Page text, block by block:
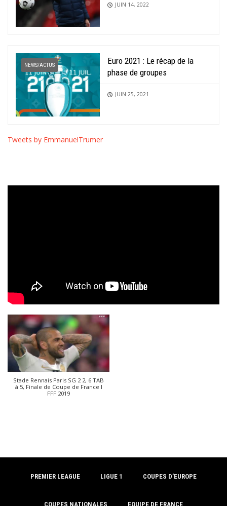
JUIN 14, 2022
NEWS/ACTUS
Euro 2021 : Le récap de la
phase de groupes
JUIN 25, 2021
Tweets by EmmanuelTrumer
Stade Rennais Paris SG 2 2, 6 TAB
à 5, Finale de Coupe de France I
FFF 2019
PREMIER LEAGUE LIGUE 1 COUPES D’EUROPE
COUPES NATIONALES EQUIPE DE FRANCE